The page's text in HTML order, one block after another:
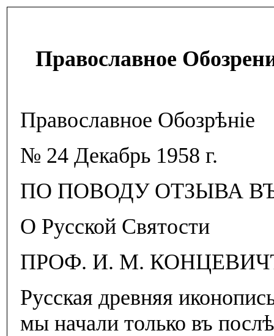
Православное
Православное Обозрѣнiе
№ 24 Декабрь 1958 г.
ПО ПОВОДУ ОТЗЫВА
О Русской Святости
ПРОФ. И. М.
Русская древняя
мы начали только въ